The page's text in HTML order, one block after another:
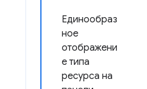
Единообраз
ное
отображени
е типа
ресурса на